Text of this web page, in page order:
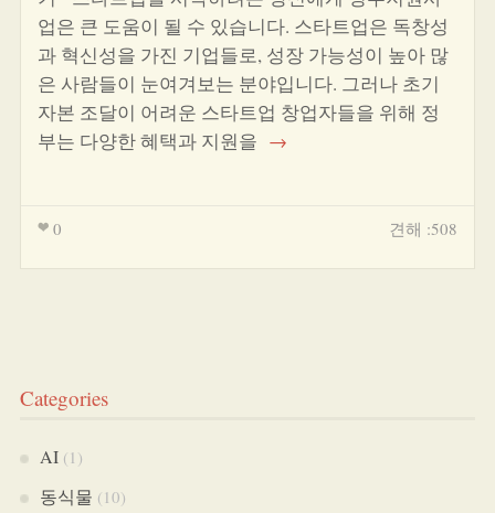
업은 큰 도움이 될 수 있습니다. 스타트업은 독창성
과 혁신성을 가진 기업들로, 성장 가능성이 높아 많
은 사람들이 눈여겨보는 분야입니다. 그러나 초기
자본 조달이 어려운 스타트업 창업자들을 위해 정
부는 다양한 혜택과 지원을 →
0 견해 :508
Categories
AI(1)
동식물 (10)